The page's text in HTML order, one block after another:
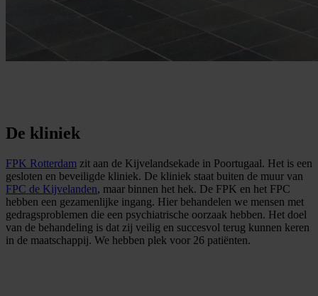
De kliniek
FPK Rotterdam zit aan de Kijvelandsekade in Poortugaal. Het is een
gesloten en beveiligde kliniek. De kliniek staat buiten de muur van
FPC de Kijvelanden, maar binnen het hek. De FPK en het FPC
hebben een gezamenlijke ingang. Hier behandelen we mensen met
gedragsproblemen die een psychiatrische oorzaak hebben. Het doel
van de behandeling is dat zij veilig en succesvol terug kunnen keren
in de maatschappij. We hebben plek voor 26 patiënten.